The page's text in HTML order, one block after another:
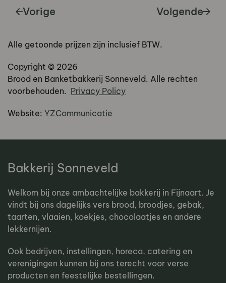
Vorige Volgende
Alle getoonde prijzen zijn inclusief BTW.
Copyright © 2026
Brood en Banketbakkerij Sonneveld. Alle rechten
voorbehouden. Privacy Policy
Website: YZCommunicatie
Bakkerij Sonneveld
Welkom bij onze ambachtelijke bakkerij in Fijnaart. Je
vindt bij ons dagelijks vers brood, broodjes, gebak,
taarten, vlaaien, koekjes, chocolaatjes en andere
lekkernijen.
Ook bedrijven, instellingen, horeca, catering en
verenigingen kunnen bij ons terecht voor verse
producten en feestelijke bestellingen.